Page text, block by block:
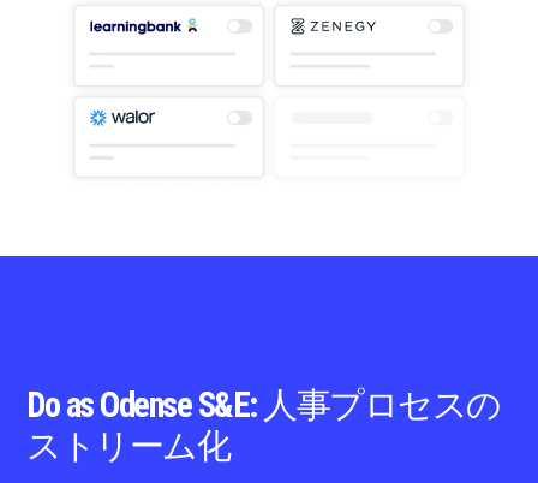
Do as Odense S&E: 人事プロセスの
ストリーム化